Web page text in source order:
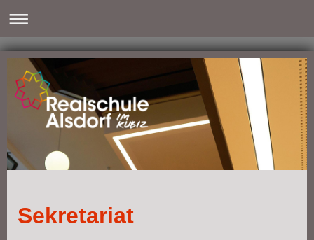
Sekretariat